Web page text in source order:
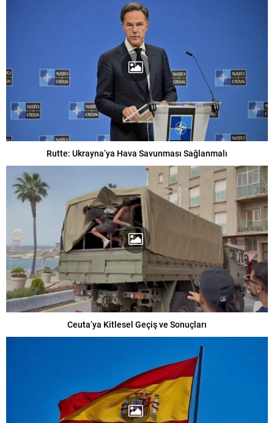
Rutte: Ukrayna’ya Hava Savunması Sağlanmalı
Ceuta’ya Kitlesel Geçiş ve Sonuçları